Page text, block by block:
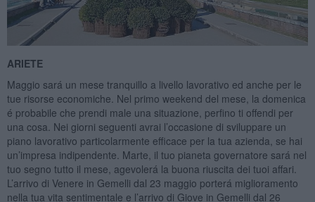
ARIETE
Maggio sará un mese tranquillo a livello lavorativo ed anche per le
tue risorse economiche. Nel primo weekend del mese, la domenica
é probabile che prendi male una situazione, perfino ti offendi per
una cosa. Nei giorni seguenti avrai l’occasione di sviluppare un
piano lavorativo particolarmente efficace per la tua azienda, se hai
un’impresa indipendente. Marte, il tuo pianeta governatore sará nel
tuo segno tutto il mese, agevolerá la buona riuscita dei tuoi affari.
L’arrivo di Venere in Gemelli dal 23 maggio porterá miglioramento
nella tua vita sentimentale e l’arrivo di Giove in Gemelli dal 26